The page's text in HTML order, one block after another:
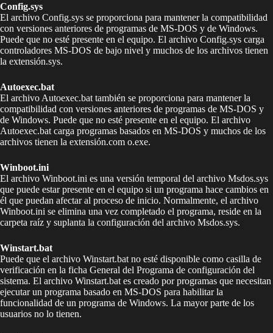
Config.sys
El archivo Config.sys se proporciona para mantener la compatibilidad
con versiones anteriores de programas de MS-DOS y de Windows.
Puede que no esté presente en el equipo. El archivo Config.sys carga
controladores MS-DOS de bajo nivel y muchos de los archivos tienen
la extensión.sys.
Autoexec.bat
El archivo Autoexec.bat también se proporciona para mantener la
compatibilidad con versiones anteriores de programas de MS-DOS y
de Windows. Puede que no esté presente en el equipo. El archivo
Autoexec.bat carga programas basados en MS-DOS y muchos de los
archivos tienen la extensión.com o.exe.
Winboot.ini
El archivo Winboot.ini es una versión temporal del archivo Msdos.sys
que puede estar presente en el equipo si un programa hace cambios en
él que puedan afectar al proceso de inicio. Normalmente, el archivo
Winboot.ini se elimina una vez completado el programa, reside en la
carpeta raíz y suplanta la configuración del archivo Msdos.sys.
Winstart.bat
Puede que el archivo Winstart.bat no esté disponible como casilla de
verificación en la ficha General del Programa de configuración del
sistema. El archivo Winstart.bat es creado por programas que necesitan
ejecutar un programa basado en MS-DOS para habilitar la
funcionalidad de un programa de Windows. La mayor parte de los
usuarios no lo tienen.